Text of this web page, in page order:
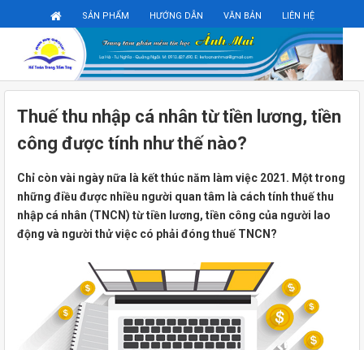
Đăng ký Đăng nhập
SẢN PHẨM HƯỚNG DẪN VĂN BẢN LIÊN HỆ
Thuế thu nhập cá nhân từ tiền lương, tiền
công được tính như thế nào?
Chỉ còn vài ngày nữa là kết thúc năm làm việc 2021. Một trong
những điều được nhiều người quan tâm là cách tính thuế thu
nhập cá nhân (TNCN) từ tiền lương, tiền công của người lao
động và người thử việc có phải đóng thuế TNCN?